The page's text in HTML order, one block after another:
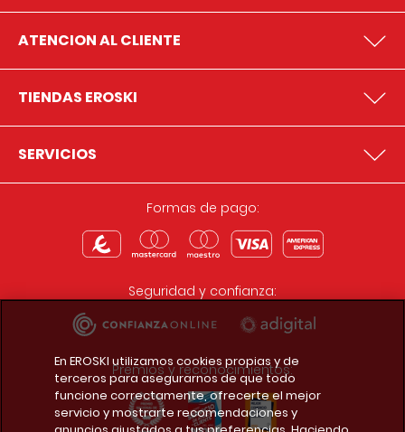
ATENCION AL CLIENTE
TIENDAS EROSKI
SERVICIOS
Formas de pago:
Seguridad y confianza:
Premios y reconocimientos:
En EROSKI utilizamos cookies propias y de
terceros para asegurarnos de que todo
funcione correctamente, ofrecerte el mejor
servicio y mostrarte recomendaciones y